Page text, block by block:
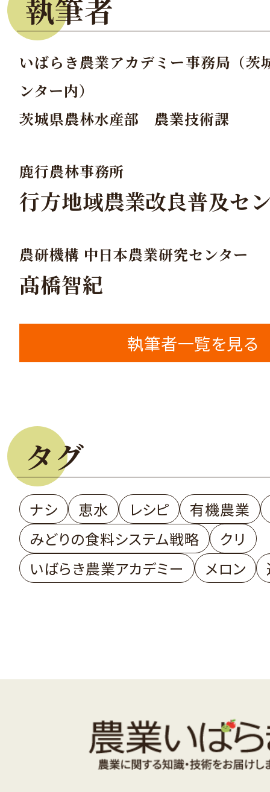
執筆者
いばらき農業アカデミー事務局（茨
ンター内）
茨城県農林水産部 農業技術課
鹿行農林事務所
行方地域農業改良普及セ
農研機構 中日本農業研究センター
髙橋智紀
執筆者一覧を見る
タグ
ナシ 恵水 レシピ
有機農業
みどりの食料システム戦略
クリ
いばらき農業アカデミー
メロン